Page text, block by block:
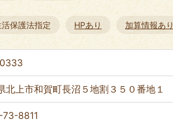
活保護法指定 HPあり 加算情報あり
北上市和賀町長沼５地割３５０番地１
8811